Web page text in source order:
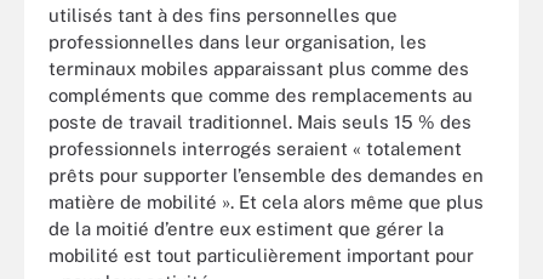
utilisés tant à des fins personnelles que
professionnelles dans leur organisation, les
terminaux mobiles apparaissant plus comme des
compléments que comme des remplacements au
poste de travail traditionnel. Mais seuls 15 % des
professionnels interrogés seraient « totalement
prêts pour supporter l’ensemble des demandes en
matière de mobilité ». Et cela alors même que plus
de la moitié d’entre eux estiment que gérer la
mobilité est tout particulièrement important pour